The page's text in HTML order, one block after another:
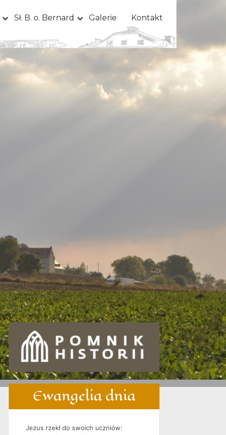
Sł. B. o. Bernard Galerie Kontakt
Ewangelia dnia
Jezus rzekł do swoich uczniów: